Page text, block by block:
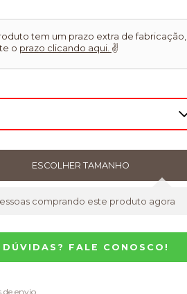
tem um prazo extra de fabricação,
o prazo clicando aqui. ✌
comprando este produto agora
DÚVIDAS? FALE CONOSCO!
o CEP: